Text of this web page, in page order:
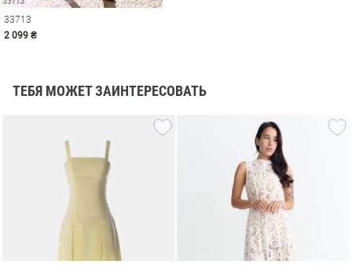
33713
2 099 ₴
ТЕБЯ МОЖЕТ ЗАИНТЕРЕСОВАТЬ